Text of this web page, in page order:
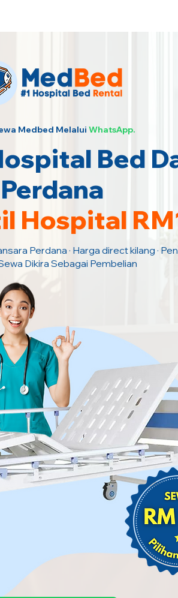
Medbed Melalui WhatsApp.
Bed
Perdana
Hospital
Perdana · Harga direct kilang ·
Dikira Sebagai Pembelian